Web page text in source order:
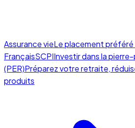
Assurance vieLe placement préféré
FrançaisSCPIInvestir dans la
(PER)Préparez votre retraite,
produits